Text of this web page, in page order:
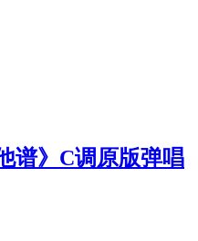
谱》C调原版弹唱